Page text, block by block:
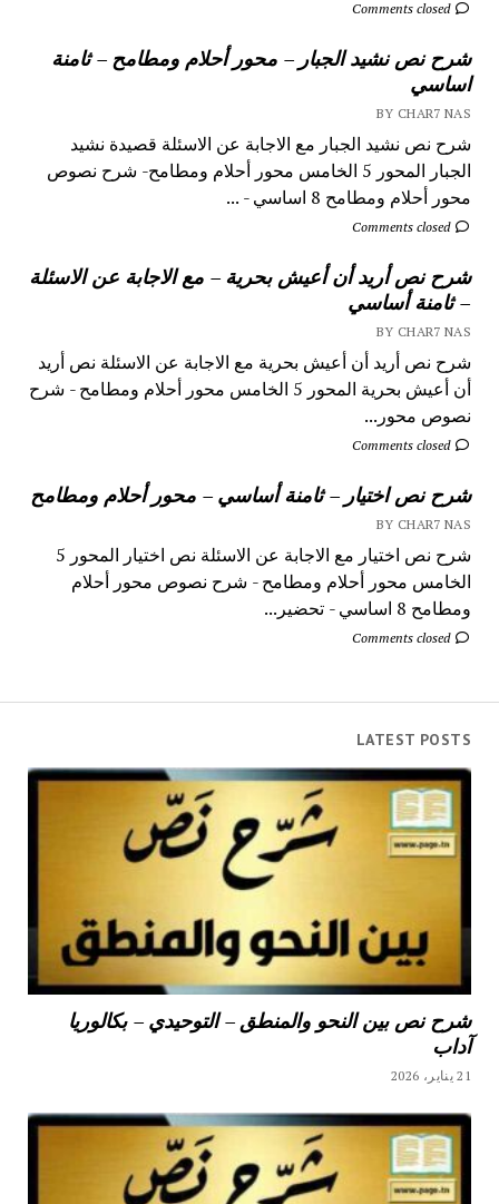
Comments closed
شرح نص نشيد الجبار – محور أحلام ومطامح – ثامنة
اساسي
BY CHAR7 NAS
شرح نص نشيد الجبار مع الاجابة عن الاسئلة قصيدة نشيد
الجبار المحور 5 الخامس محور أحلام ومطامح- شرح نصوص
محور أحلام ومطامح 8 اساسي - ...
Comments closed
شرح نص أريد أن أعيش بحرية – مع الاجابة عن الاسئلة
– ثامنة أساسي
BY CHAR7 NAS
شرح نص أريد أن أعيش بحرية مع الاجابة عن الاسئلة نص أريد
أن أعيش بحرية المحور 5 الخامس محور أحلام ومطامح - شرح
نصوص محور...
Comments closed
شرح نص اختيار – ثامنة أساسي – محور أحلام ومطامح
BY CHAR7 NAS
شرح نص اختيار مع الاجابة عن الاسئلة نص اختيار المحور 5
الخامس محور أحلام ومطامح - شرح نصوص محور أحلام
ومطامح 8 اساسي - تحضير...
Comments closed
LATEST POSTS
شرح نص بين النحو والمنطق – التوحيدي – بكالوريا
آداب
21 يناير، 2026